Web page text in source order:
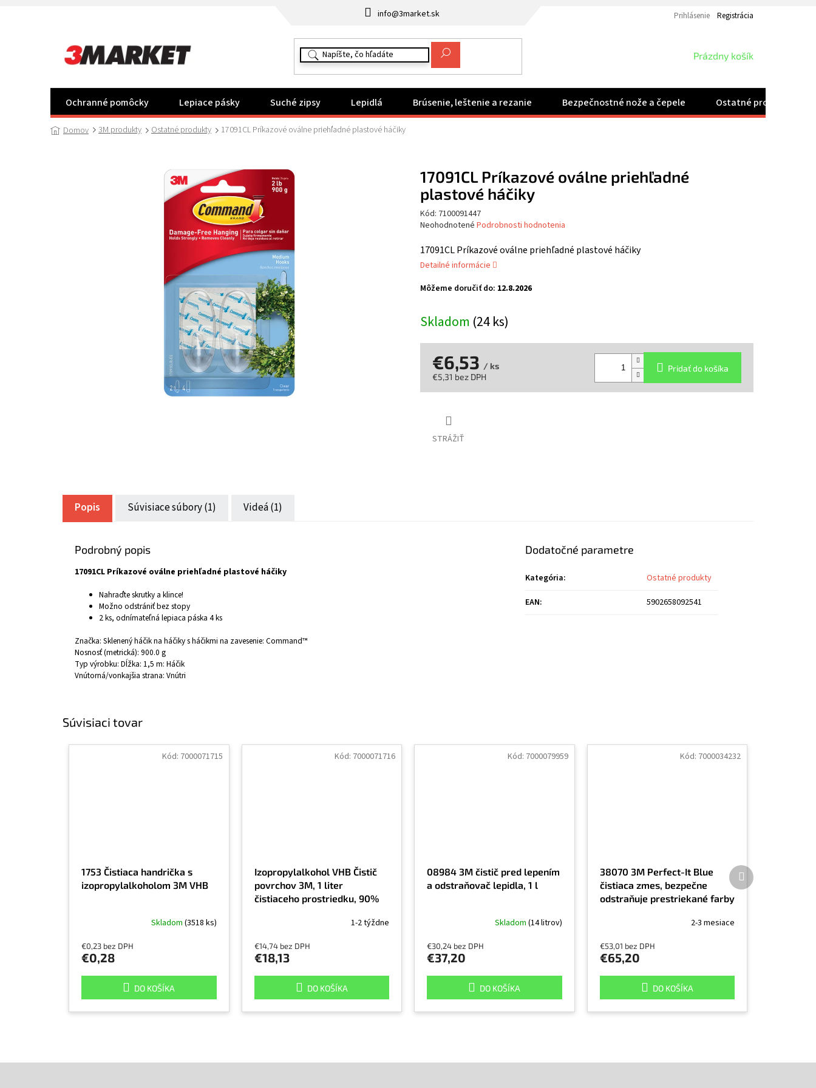
info@3market.sk Prihlásenie Registrácia
NÁKUPNÝ
Prázdny košík
Ochranné pomôcky Lepiace pásky Suché zipsy Lepidlá Brúsenie, leštenie a rezanie Bezpečnostné nože a čepele Ostatné produkty
Domov 3M produkty Ostatné produkty 17091CL Príkazové oválne priehľadné plastové háčiky
Skladom (24 ks)
Môžeme doručiť do: 12.8.2026
17091CL Príkazové oválne priehľadné plastové háčiky
Detailné informácie
STRÁŽIŤ
€6,53 / ks
€5,31 bez DPH
Pridať do košíka
17091CL Príkazové oválne priehľadné
plastové háčiky
Kód: 7100091447
Priemerné
produktu
je
0,0
z
5
Neohodnotené Podrobnosti hodnotenia
Súvisiaci tovar
1753 Čistiaca handrička s
izopropylalkoholom 3M VHB
Skladom (3518 ks)
€0,23 bez DPH
€0,28
DO KOŠÍKA
Kód: 7000071715
Izopropylalkohol VHB Čistič
povrchov 3M, 1 liter
čistiaceho prostriedku, 90%
1-2 týždne
€14,74 bez DPH
€18,13
DO KOŠÍKA
Kód: 7000071716
08984 3M čistič pred lepením
a odstraňovač lepidla, 1 l
Skladom (14 litrov)
€30,24 bez DPH
€37,20
DO KOŠÍKA
Kód: 7000079959
38070 3M Perfect-It Blue
čistiaca zmes, bezpečne
odstraňuje prestriekané farby
2-3 mesiace
€53,01 bez DPH
€65,20
DO KOŠÍKA
Kód: 7000034232
Ďalší
produkt
Popis Súvisiace súbory (1) Videá (1)
Podrobný popis
17091CL Príkazové oválne priehľadné plastové háčiky
Nahraďte skrutky a klince!
Možno odstrániť bez stopy
2 ks, odnímateľná lepiaca páska 4 ks
Značka: Sklenený háčik na háčiky s háčikmi na zavesenie: Command™
Nosnosť (metrická): 900.0 g
Typ výrobku: Dĺžka: 1,5 m: Háčik
Vnútorná/vonkajšia strana: Vnútri
Dodatočné parametre
Kategória:
Ostatné produkty
EAN: 5902658092541